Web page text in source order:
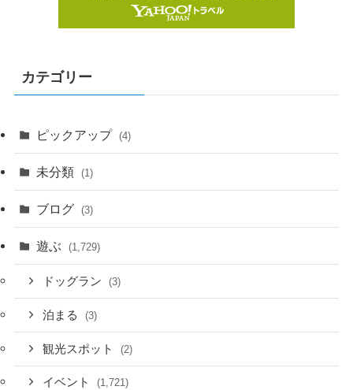
カテゴリー
ピックアップ (4)
未分類 (1)
ブログ (3)
遊ぶ (1,729)
ドッグラン (3)
泊まる (3)
観光スポット (2)
イベント (1,721)